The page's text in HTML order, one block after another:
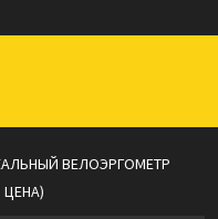
ВЕЛОЭРГОМЕТР
ЦЕНА)